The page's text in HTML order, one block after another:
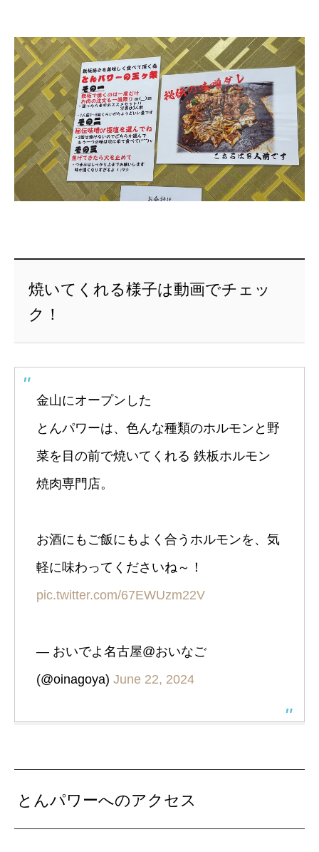
焼いてくれる様子は動画でチェッ
ク！
金山にオープンした
とんパワーは、色んな種類のホルモンと野
菜を目の前で焼いてくれる 鉄板ホルモン
焼肉専門店。
お酒にもご飯にもよく合うホルモンを、気
軽に味わってくださいね～！
pic.twitter.com/67EWUzm22V
— おいでよ名古屋@おいなご
(@oinagoya) June 22, 2024
とんパワーへのアクセス